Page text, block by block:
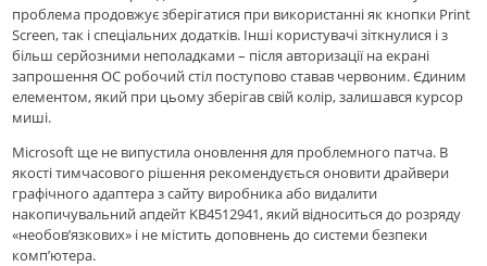
проблема продовжує зберігатися при використанні як кнопки Print
Screen, так і спеціальних додатків. Інші користувачі зіткнулися і з
більш серйозними неполадками – після авторизації на екрані
запрошення ОС робочий стіл поступово ставав червоним. Єдиним
елементом, який при цьому зберігав свій колір, залишався курсор
миші.
Microsoft ще не випустила оновлення для проблемного патча. В
якості тимчасового рішення рекомендується оновити драйвери
графічного адаптера з сайту виробника або видалити
накопичувальний апдейт KB4512941, який відноситься до розряду
«необов’язкових» і не містить доповнень до системи безпеки
комп’ютера.